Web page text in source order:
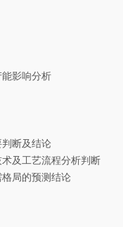
影响分析
断及结论
及工艺流程分析判断
局的预测结论